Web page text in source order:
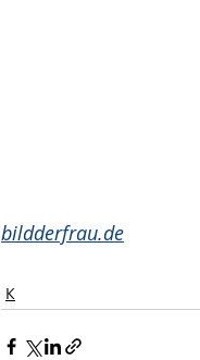
bildderfrau.de
К